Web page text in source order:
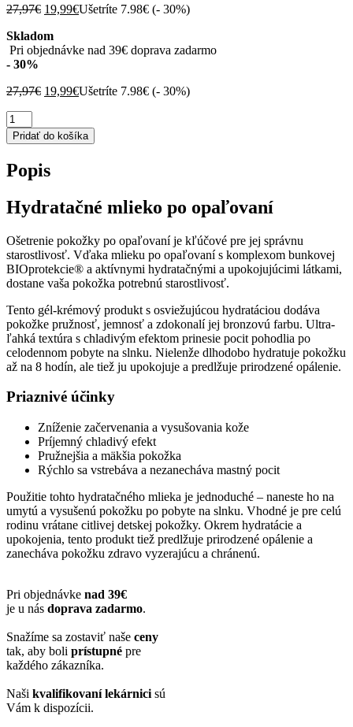
27,97€ Pôvodná
bola:
27,97€.
19,99€Aktuálna
19,99€.
Ušetríte 7.98€ (- 30%)
Skladom
Pri objednávke nad 39€ doprava zadarmo
- 30%
27,97€ Pôvodná
27,97€.
19,99€Aktuálna
19,99€.
Ušetríte 7.98€ (- 30%)
množstvo
BIODERMA
Photoderm
sun
krém
500
Pridať do košíka
Popis
Hydratačné mlieko po opaľovaní
Ošetrenie pokožky po opaľovaní je kľúčové pre jej správnu
starostlivosť. Vďaka mlieku po opaľovaní s komplexom bunkovej
BIOprotekcie® a aktívnymi hydratačnými a upokojujúcimi látkami,
dostane vaša pokožka potrebnú starostlivosť.
Tento gél-krémový produkt s osviežujúcou hydratáciou dodáva
pokožke pružnosť, jemnosť a zdokonalí jej bronzovú farbu. Ultra-
ľahká textúra s chladivým efektom prinesie pocit pohodlia po
celodennom pobyte na slnku. Nielenže dlhodobo hydratuje pokožku
až na 8 hodín, ale tiež ju upokojuje a predlžuje prirodzené opálenie.
Priaznivé účinky
Zníženie začervenania a vysušovania kože
Príjemný chladivý efekt
Pružnejšia a mäkšia pokožka
Rýchlo sa vstrebáva a nezanecháva mastný pocit
Použitie tohto hydratačného mlieka je jednoduché – naneste ho na
umytú a vysušenú pokožku po pobyte na slnku. Vhodné je pre celú
rodinu vrátane citlivej detskej pokožky. Okrem hydratácie a
upokojenia, tento produkt tiež predlžuje prirodzené opálenie a
zanecháva pokožku zdravo vyzerajúcu a chránenú.
Pri objednávke nad 39€
je u nás doprava zadarmo.
Snažíme sa zostaviť naše ceny
tak, aby boli prístupné pre
každého zákazníka.
Naši kvalifikovaní lekárnici sú
Vám k dispozícii.